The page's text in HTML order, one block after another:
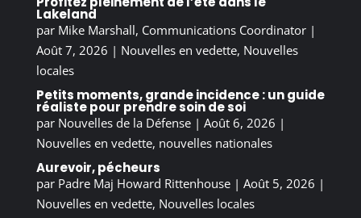
Lakeland
par Mike Marshall, Communications Coordinator|
Août 7, 2026 | Nouvelles en vedette, Nouvelles
locales
Petits moments, grande incidence : un guide
réaliste pour prendre soin de soi
par Nouvelles de la Défense| Août 6, 2026 |
Nouvelles en vedette, nouvelles nationales
Aurevoir, pécheurs
par Padre Maj Howard Rittenhouse| Août 5, 2026 |
Nouvelles en vedette, Nouvelles locales